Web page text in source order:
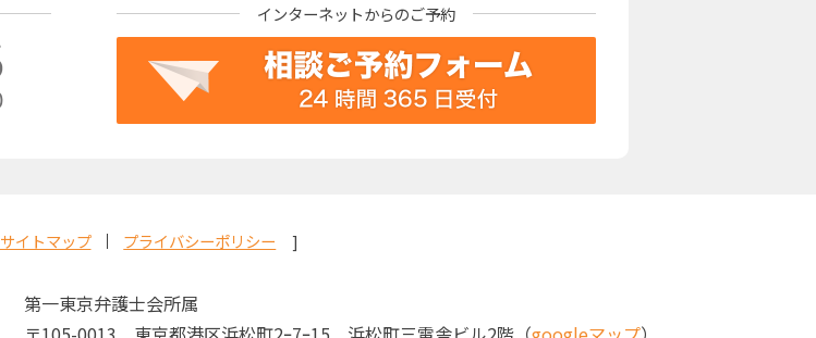
インターネットからのご予約
サイトマップ プライバシーポリシー
第一東京弁護士会所属